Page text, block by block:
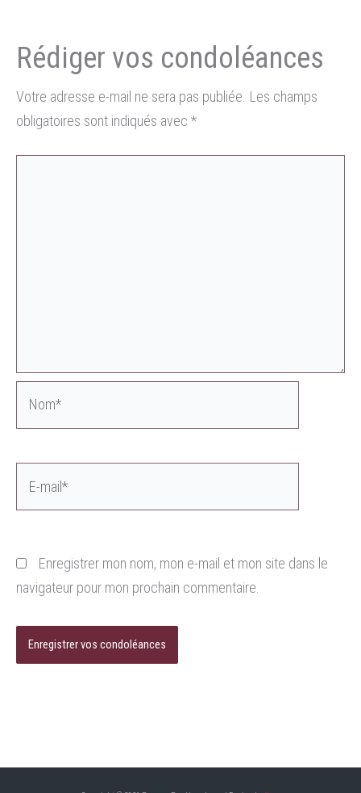
Votre adresse e-mail ne sera pas publiée. Les champs
obligatoires sont indiqués avec *
Enregistrer mon nom, mon e-mail et mon site dans le
navigateur pour mon prochain commentaire.